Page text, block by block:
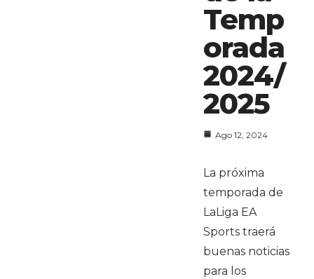
Temp
orada
2024/
2025
Ago 12, 2024
La próxima
temporada de
LaLiga EA
Sports traerá
buenas noticias
para los